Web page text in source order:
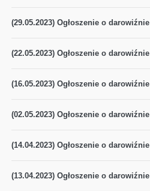
(29.05.2023) Ogłoszenie o darowiźnie
(22.05.2023) Ogłoszenie o darowiźnie
(16.05.2023) Ogłoszenie o darowiźnie
(02.05.2023) Ogłoszenie o darowiźnie
(14.04.2023) Ogłoszenie o darowiźnie
(13.04.2023) Ogłoszenie o darowiźnie